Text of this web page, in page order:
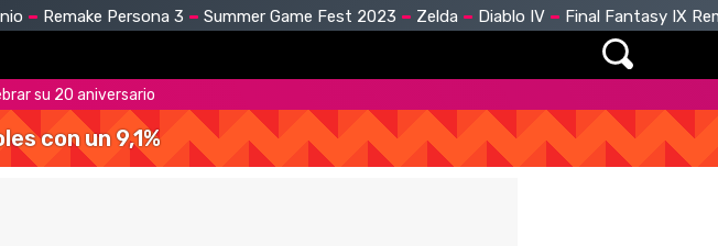
Remake Persona 3 Summer Game Fest 2023 Zelda Diablo IV Final Fantasy IX
su 20 aniversario
con un 9,1%